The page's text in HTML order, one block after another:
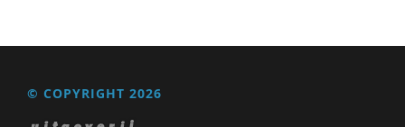
Michiel de Ronde
Marcel de Rooij
© COPYRIGHT 2026